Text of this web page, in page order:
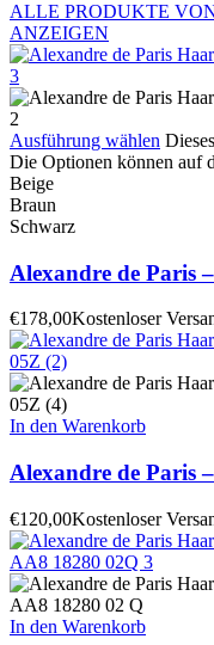
ALLE PRODUKTE
ANZEIGEN
Ausführung wählen
Die Optionen können auf
Beige
Braun
Schwarz
Alexandre de Paris
€178,00Kostenloser
In den Warenkorb
Alexandre de Paris
€120,00Kostenloser
In den Warenkorb